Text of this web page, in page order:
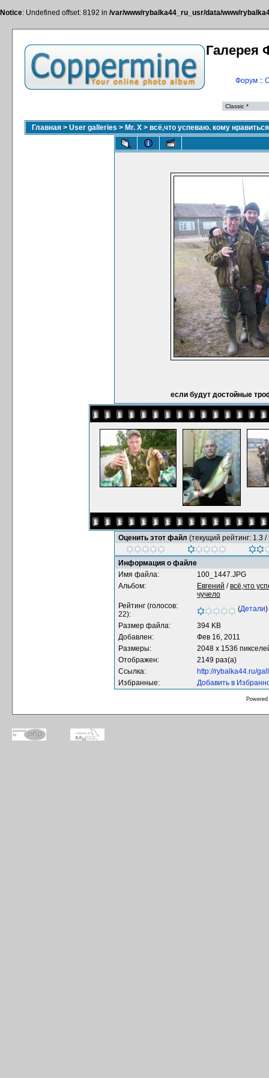
Notice: Undefined offset: 8192 in /var/www/rybalka44_ru_usr/data/www/
Галерея
Форум::
Главная > User galleries > Mr. X > всё,что успеваю. кому
если будут достойные
Оценить этот файл (текущий рейтинг: 1.3 /
Информация о файле
Имя файла:
100_1447.JPG
Альбом:
Евгений /всё,что
чучело
Рейтинг (голосов:
22):
(Детали)
Размер файла:
394 KB
Добавлен:
Фев 16, 2011
Размеры:
2048 x 1536
Отображен:
2149 раз(а)
Ссылка:
http://rybalka44.ru/
Избранные:
Добавить в